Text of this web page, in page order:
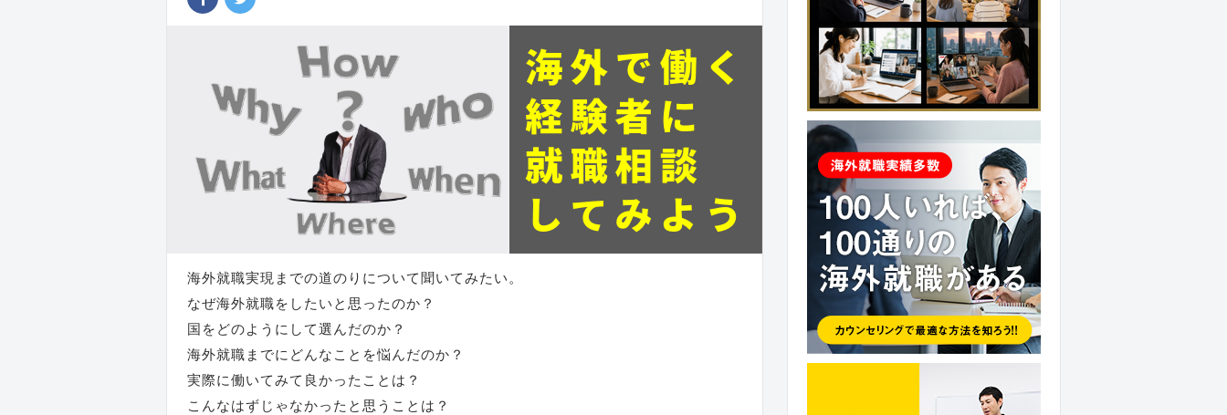
海外就職実現までの道のりについて聞いてみたい。
なぜ海外就職をしたいと思ったのか？
国をどのようにして選んだのか？
海外就職までにどんなことを悩んだのか？
実際に働いてみて良かったことは？
こんなはずじゃなかったと思うことは？